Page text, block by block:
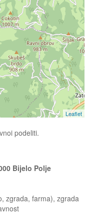
Leaflet
podeliti.
Bijelo Polje
zgrada, farma), zgrada